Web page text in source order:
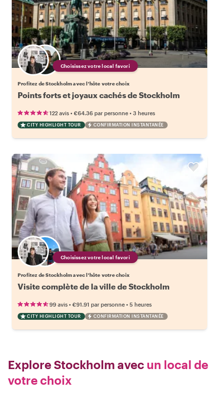
Choisissez votre local favori
Profitez de Stockholm avec l'hôte votre choix
Points forts et joyaux cachés de Stockholm
122 avis • €64.36 par personne • 3 heures
CITY HIGHLIGHT TOUR CONFIRMATION INSTANTANÉE
Choisissez votre local favori
Profitez de Stockholm avec l'hôte votre choix
Visite complète de la ville de Stockholm
99 avis • €91.91 par personne • 5 heures
CITY HIGHLIGHT TOUR CONFIRMATION INSTANTANÉE
Explore Stockholm avec un local de
votre choix